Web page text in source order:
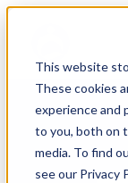
This website
These cookies
experience and
to you, both on
media. To find
see our Privacy